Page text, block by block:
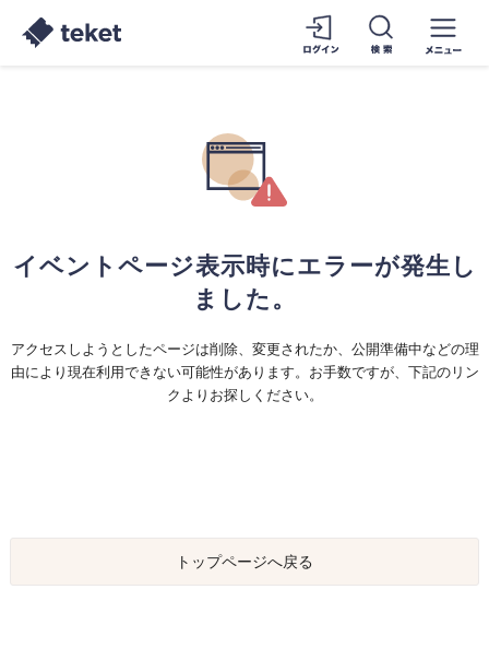
イベントページ表示時にエラーが発生し
ました。
アクセスしようとしたページは削除、変更されたか、公開準備中などの理
由により現在利用できない可能性があります。お手数ですが、下記のリン
クよりお探しください。
トップページへ戻る